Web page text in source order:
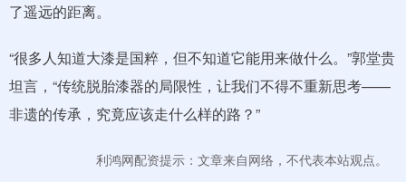
了遥远的距离。
“很多人知道大漆是国粹，但不知道它能用来做什么。”郭堂贵
坦言，“传统脱胎漆器的局限性，让我们不得不重新思考——
非遗的传承，究竟应该走什么样的路？”
利鸿网配资提示：文章来自网络，不代表本站观点。